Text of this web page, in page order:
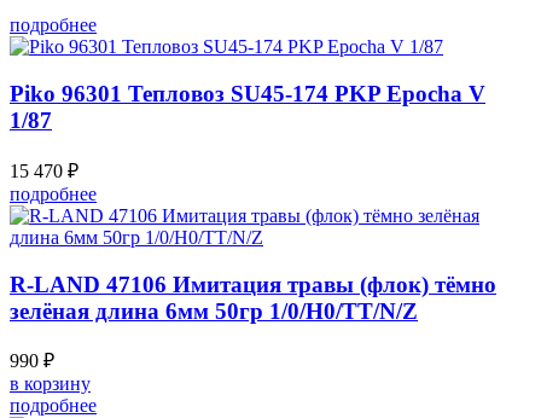
подробнее
Piko 96301 Тепловоз SU45-174 PKP Epocha V
1/87
15 470 ₽
подробнее
R-LAND 47106 Имитация травы (флок) тёмно
зелёная длина 6мм 50гр 1/0/H0/TT/N/Z
990 ₽
в корзину
подробнее